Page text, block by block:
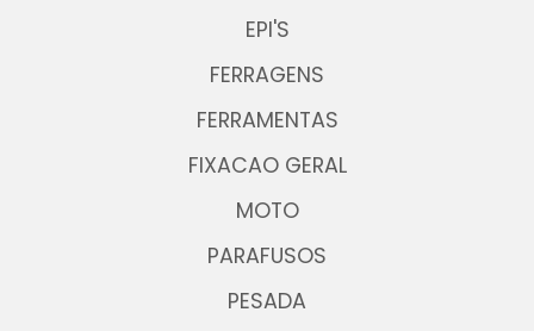
EPI'S
FERRAGENS
FERRAMENTAS
FIXACAO GERAL
MOTO
PARAFUSOS
PESADA